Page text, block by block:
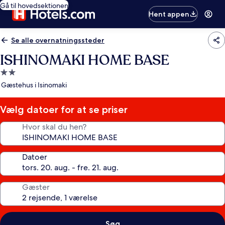
Gå til hovedsektionen
Hent appen
Se alle overnatningssteder
ISHINOMAKI HOME BASE
2.0-
stjernet
Gæstehus i Isinomaki
Vælg datoer for at se priser
Hvor skal du hen?
Datoer
Gæster